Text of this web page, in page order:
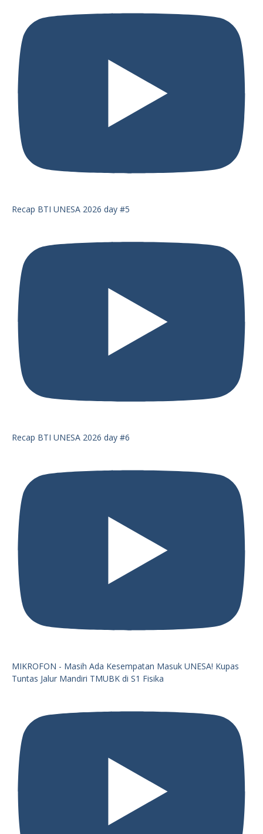
Recap BTI UNESA 2026 day #5
Recap BTI UNESA 2026 day #6
MIKROFON - Masih Ada Kesempatan Masuk UNESA! Kupas
Tuntas Jalur Mandiri TMUBK di S1 Fisika